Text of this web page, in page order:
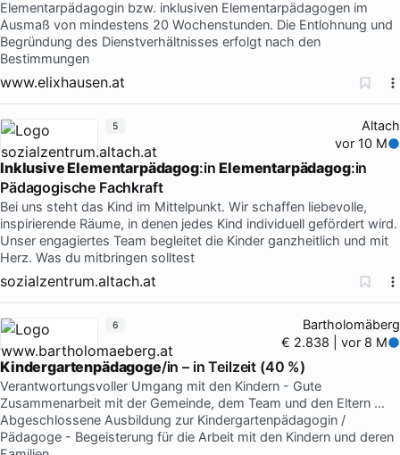
Elementarpädagogin bzw. inklusiven Elementarpädagogen im
Ausmaß von mindestens 20 Wochenstunden. Die Entlohnung und
Begründung des Dienstverhältnisses erfolgt nach den
Bestimmungen
www.elixhausen.at
Altach
vor 10 M
Inklusive Elementarpädagog:inElementarpädagog:in
Pädagogische Fachkraft
Bei uns steht das Kind im Mittelpunkt. Wir schaffen liebevolle,
inspirierende Räume, in denen jedes Kind individuell gefördert wird.
Unser engagiertes Team begleitet die Kinder ganzheitlich und mit
Herz. Was du mitbringen solltest
sozialzentrum.altach.at
5
Bartholomäberg
€ 2.838 | vor 8 M
Kindergartenpädagoge/in – in Teilzeit (40 %)
Verantwortungsvoller Umgang mit den Kindern - Gute
Zusammenarbeit mit der Gemeinde, dem Team und den Eltern …
Abgeschlossene Ausbildung zur Kindergartenpädagogin /
Pädagoge - Begeisterung für die Arbeit mit den Kindern und deren
6